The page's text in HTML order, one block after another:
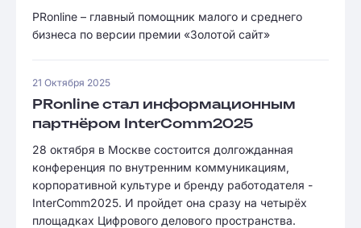
PRonline – главный помощник малого и среднего
бизнеса по версии премии «Золотой сайт»
21 Октября 2025
PRonline стал информационным
партнёром InterComm2025
28 октября в Москве состоится долгожданная
конференция по внутренним коммуникациям,
корпоративной культуре и бренду работодателя -
InterComm2025. И пройдет она сразу на четырёх
площадках Цифрового делового пространства.